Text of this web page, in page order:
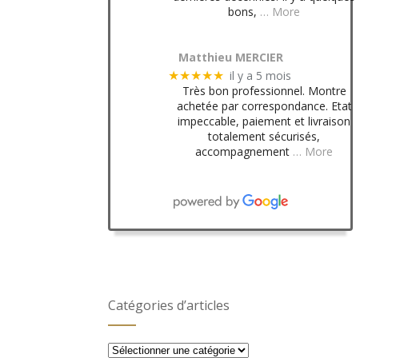
bons, … More
Matthieu MERCIER
★★★★★ il y a 5 mois
Très bon professionnel. Montre
achetée par correspondance. Etat
impeccable, paiement et livraison
totalement sécurisés,
accompagnement … More
Catégories d’articles
Catégories